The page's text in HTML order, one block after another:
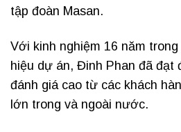
tập đoàn Masan.
Với kinh nghiệm 16 năm
hiệu dự án, Đinh Phan đã
đánh giá cao từ các khách
lớn trong và ngoài nước.